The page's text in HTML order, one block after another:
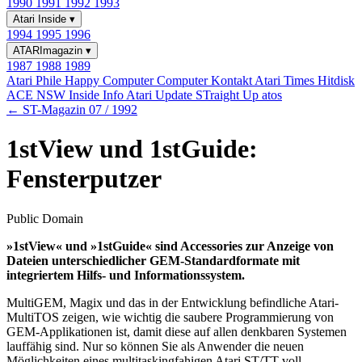
1990 1991 1992 1993
Atari Inside ▾
1994 1995 1996
ATARImagazin ▾
1987 1988 1989
Atari Phile Happy ComputerComputer Kontakt Atari Times Hitdisk
ACE NSW Inside Info Atari Update STraight Up atos
← ST-Magazin 07 / 1992
1stView und 1stGuide:
Fensterputzer
Public Domain
»1stView« und »1stGuide« sind Accessories zur Anzeige von
Dateien unterschiedlicher GEM-Standardformate mit
integriertem Hilfs- und Informationssystem.
MultiGEM, Magix und das in der Entwicklung befindliche Atari-
MultiTOS zeigen, wie wichtig die saubere Programmierung von
GEM-Applikationen ist, damit diese auf allen denkbaren Systemen
lauffähig sind. Nur so können Sie als Anwender die neuen